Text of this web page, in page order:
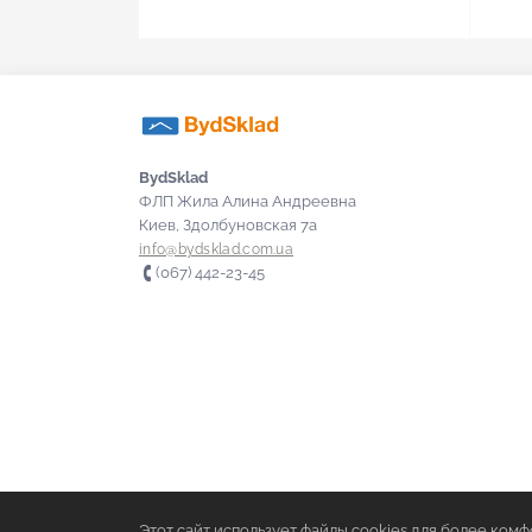
Метла
Молоток
BydSklad
ФЛП Жила Алина Андреевна
Киев, Здолбуновская 7а
info@bydsklad.com.ua
(067) 442-23-45